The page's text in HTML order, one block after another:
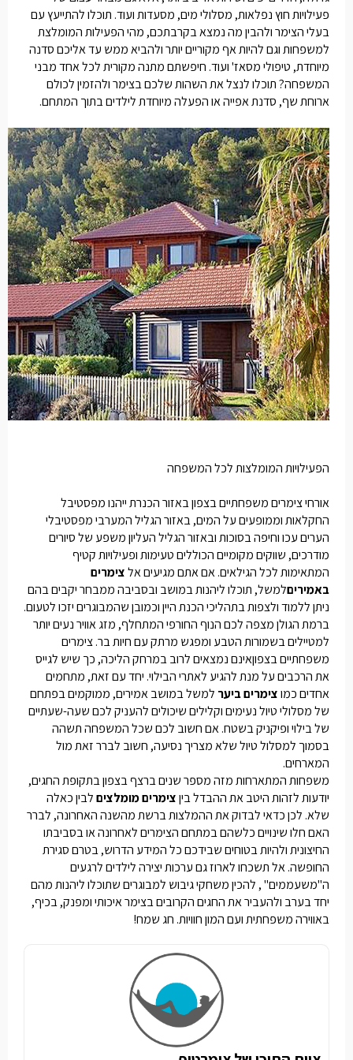
פעילויות חוץ נפלאות, מסלולי מים, מסעדות ועוד. תוכלו להתייעץ עם
בעלי הצימר ולהבין מה נמצא בקרבתכם, מהי הפעילות המומלצת
למשפחות וגם להיות אף מקוריים יותר ולהביא ממש עד אליכם סדנה
מיוחדת, טיפולי מסאז' ועוד. חיפשתם מתנה מקורית לכל אחד מבני
המשפחה? תוכלו לנצל את השהות שלכם בצימר ולהזמין לכולם
ארוחת שף, סדנת אפייה או הפעלה מיוחדת לילדים בתוך המתחם.
הפעילויות המומלצות לכל המשפחה
אורחיצימרים משפחתיים בצפוןבאזור הכנרת ייהנו מפסטיבל
החקלאות וממופעים על המים, באזור הגליל המערבי מפסטיבלי
הערים עכו וחיפה בסוכות ובאזור הגליל העליון משפע של סיורים
מודרכים, שווקים מקומיים הכוללים טעימות ופעילויות קטיף
המתאימות לכל הגילאים. אם אתם מגיעים אלצימרים
באמיריםלמשל, תוכלו ליהנות במושב ובסביבה ממבחר יקבים בהם
ניתן ללמוד ולצפות בתהליכי הכנת היין וכמובן שהמבוגרים יזכו לטעום.
ברמת הגולן מצפה לכם הנוף החורפי המתחלף, מזג אוויר נעים יותר
למטיילים בשמורות הטבע ומפגש מרתק עם חיות בר.צימרים
משפחתיים בצפוןאינם נמצאים לרוב במרחק הליכה, כך שיש לגייס
את הרכבים על מנת להגיע לאתרי הבילוי. יחד עם זאת, מתחמים
אחדים כמוצימרים ביער למשל במושב אמירים, ממוקמים בפתחם
של מסלולי טיול נעימים וקלילים שיכולים להעניק לכם שעה-שעתיים
של בילוי ופיקניק בשטח. אם חשוב לכם שכל המשפחה תשהה
בסמוך למסלול טיול שלא מצריך נסיעה, חשוב לברר זאת מול
המארחים.
משפחות המתארחות מזה מספר שנים ברצף בצפון בתקופת החגים,
יודעות לזהות היטב את ההבדל ביןצימרים מומלציםלבין כאלה
שלא. לכן כדאי לבדוק את ההמלצות ברשת מהשנה האחרונה, לברר
האם חלו שינויים כלשהם במתחם הצימרים לאחרונה או בסביבתו
החיצונית ולהיות בטוחים שבידכם כל המידע הדרוש, בטרם סגירת
החופשה. אל תשכחו לארוז גם ערכות יצירה לילדים לרגעים
ה"משעממים" , להכין משחקי גיבוש למבוגרים שתוכלו ליהנות מהם
יחד בערב ולהעביר את החגים הקרובים בצימר איכותי ומפנק, בכיף,
באווירה משפחתית ועם המון חוויות. חג שמח!